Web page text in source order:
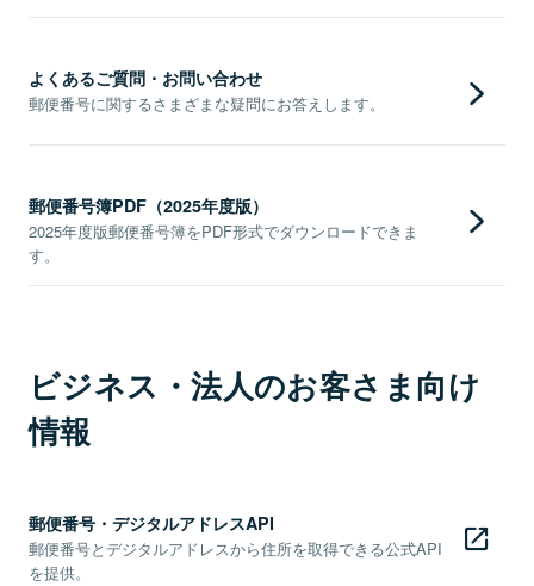
よくあるご質問・お問い合わせ
郵便番号に関するさまざまな疑問にお答えします。
郵便番号簿PDF（2025年度版）
2025年度版郵便番号簿をPDF形式でダウンロードできま
す。
ビジネス・法人のお客さま向け
情報
郵便番号・デジタルアドレスAPI
郵便番号とデジタルアドレスから住所を取得できる公式API
を提供。